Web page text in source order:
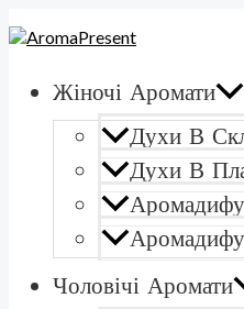
к
содержимому
Жіночі Аромати
Духи В
Духи В
Чоловічі Аромати
товара
Les
ImaginairesДухи
пластиковому